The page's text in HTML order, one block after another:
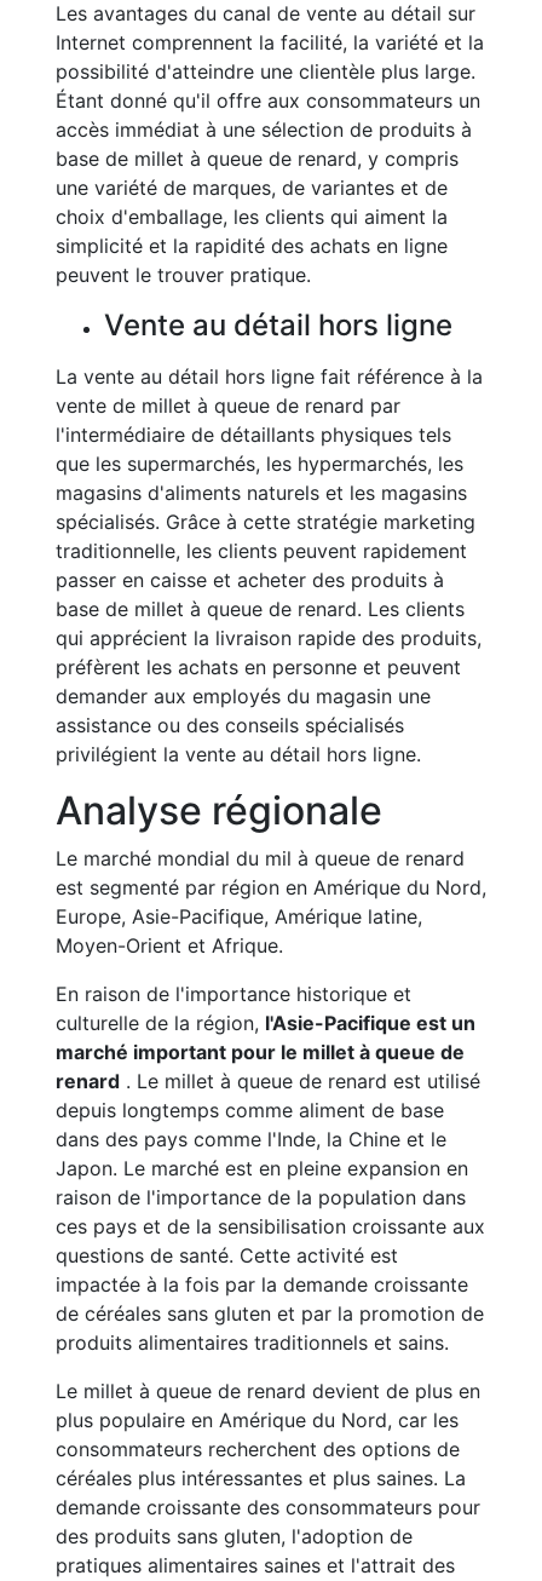
Les avantages du canal de vente au détail sur
Internet comprennent la facilité, la variété et la
possibilité d'atteindre une clientèle plus large.
Étant donné qu'il offre aux consommateurs un
accès immédiat à une sélection de produits à
base de millet à queue de renard, y compris
une variété de marques, de variantes et de
choix d'emballage, les clients qui aiment la
simplicité et la rapidité des achats en ligne
peuvent le trouver pratique.
Vente au détail hors ligne
La vente au détail hors ligne fait référence à la
vente de millet à queue de renard par
l'intermédiaire de détaillants physiques tels
que les supermarchés, les hypermarchés, les
magasins d'aliments naturels et les magasins
spécialisés. Grâce à cette stratégie marketing
traditionnelle, les clients peuvent rapidement
passer en caisse et acheter des produits à
base de millet à queue de renard. Les clients
qui apprécient la livraison rapide des produits,
préfèrent les achats en personne et peuvent
demander aux employés du magasin une
assistance ou des conseils spécialisés
privilégient la vente au détail hors ligne.
Analyse régionale
Le marché mondial du mil à queue de renard
est segmenté par région en Amérique du Nord,
Europe, Asie-Pacifique, Amérique latine,
Moyen-Orient et Afrique.
En raison de l'importance historique et
culturelle de la région, l'Asie-Pacifique est un
marché important pour le millet à queue de
renard . Le millet à queue de renard est utilisé
depuis longtemps comme aliment de base
dans des pays comme l'Inde, la Chine et le
Japon. Le marché est en pleine expansion en
raison de l'importance de la population dans
ces pays et de la sensibilisation croissante aux
questions de santé. Cette activité est
impactée à la fois par la demande croissante
de céréales sans gluten et par la promotion de
produits alimentaires traditionnels et sains.
Le millet à queue de renard devient de plus en
plus populaire en Amérique du Nord, car les
consommateurs recherchent des options de
céréales plus intéressantes et plus saines. La
demande croissante des consommateurs pour
des produits sans gluten, l'adoption de
pratiques alimentaires saines et l'attrait des